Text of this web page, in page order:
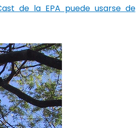
de la EPA puede usarse de